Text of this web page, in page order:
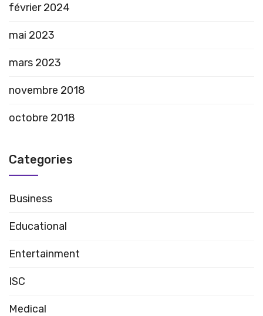
février 2024
mai 2023
mars 2023
novembre 2018
octobre 2018
Categories
Business
Educational
Entertainment
ISC
Medical